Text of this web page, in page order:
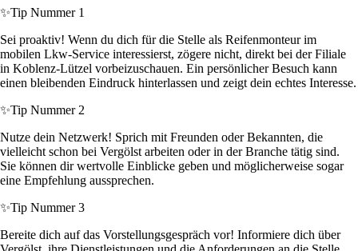
✨Tip Nummer 1
Sei proaktiv! Wenn du dich für die Stelle als Reifenmonteur im
mobilen Lkw-Service interessierst, zögere nicht, direkt bei der Filiale
in Koblenz-Lützel vorbeizuschauen. Ein persönlicher Besuch kann
einen bleibenden Eindruck hinterlassen und zeigt dein echtes Interesse.
✨Tip Nummer 2
Nutze dein Netzwerk! Sprich mit Freunden oder Bekannten, die
vielleicht schon bei Vergölst arbeiten oder in der Branche tätig sind.
Sie können dir wertvolle Einblicke geben und möglicherweise sogar
eine Empfehlung aussprechen.
✨Tip Nummer 3
Bereite dich auf das Vorstellungsgespräch vor! Informiere dich über